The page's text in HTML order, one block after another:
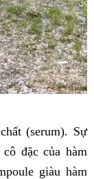
(serum). Sự
đặc của hàm
giàu hàm